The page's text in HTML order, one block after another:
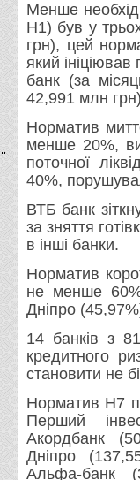
Менше
Н1) був у
грн), цей
який ініціював
банк (за
42,991 млн
Норматив
менше 20%,
поточної
40%,
ВТБ банк
за зняття
в інші банки.
Норматив
не менше
Дніпро
14 банків з
кредитного
становити не
Норматив Н7
Перший
Акордбанк
Дніпро
Альфа-банк